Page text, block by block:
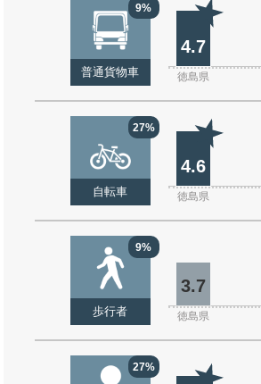
9%
普通貨物車
4.7
徳島県
27%
自転車
4.6
徳島県
9%
歩行者
3.7
徳島県
27%